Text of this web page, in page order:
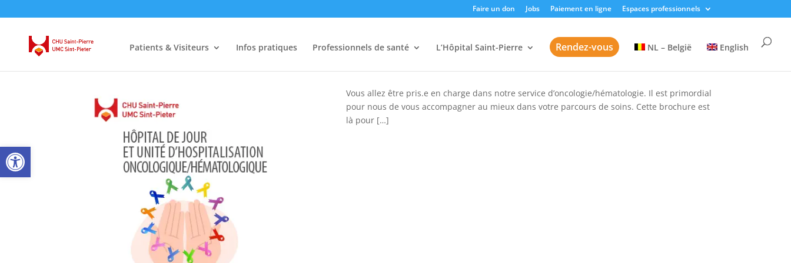
Ouvrir la barre d’outils
Faire un don Jobs Paiement en ligne Espaces professionnels
Patients & Visiteurs Infos pratiques Professionnels de santé L’Hôpital Saint-Pierre Rendez-vous NL – België English
Vous allez être pris.e en charge dans notre service d’oncologie/hématologie. Il est primordial
pour nous de vous accompagner au mieux dans votre parcours de soins. Cette brochure est
là pour […]